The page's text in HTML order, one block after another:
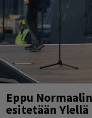
Eppu
esitetään Ylellä